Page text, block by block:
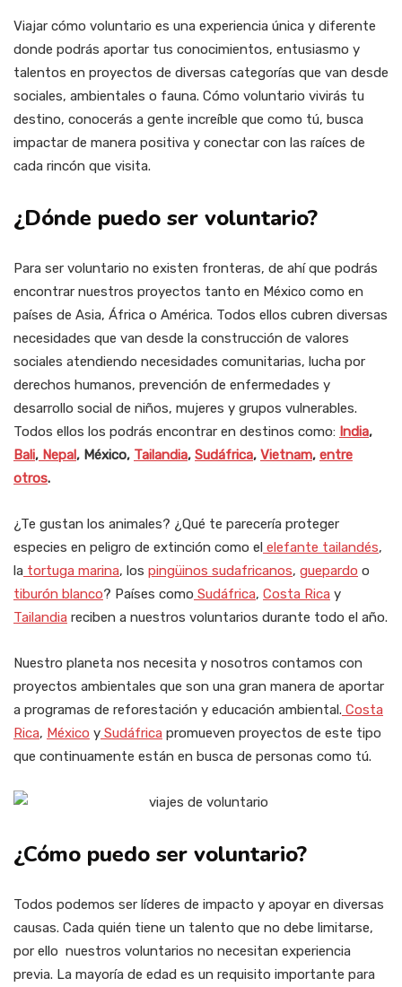
Viajar cómo voluntario es una experiencia única y diferente
donde podrás aportar tus conocimientos, entusiasmo y
talentos en proyectos de diversas categorías que van desde
sociales, ambientales o fauna. Cómo voluntario vivirás tu
destino, conocerás a gente increíble que como tú, busca
impactar de manera positiva y conectar con las raíces de
cada rincón que visita.
¿Dónde puedo ser voluntario?
Para ser voluntario no existen fronteras, de ahí que podrás
encontrar nuestros proyectos tanto en México como en
países de Asia, África o América. Todos ellos cubren diversas
necesidades que van desde la construcción de valores
sociales atendiendo necesidades comunitarias, lucha por
derechos humanos, prevención de enfermedades y
desarrollo social de niños, mujeres y grupos vulnerables.
Todos ellos los podrás encontrar en destinos como: India,
Bali, Nepal, México, Tailandia, Sudáfrica, Vietnam, entre
otros.
¿Te gustan los animales? ¿Qué te parecería proteger
especies en peligro de extinción como el elefante tailandés,
la tortuga marina, los pingüinos sudafricanos, guepardo o
tiburón blanco? Países como Sudáfrica, Costa Rica y
Tailandia reciben a nuestros voluntarios durante todo el año.
Nuestro planeta nos necesita y nosotros contamos con
proyectos ambientales que son una gran manera de aportar
a programas de reforestación y educación ambiental. Costa
Rica, México y Sudáfrica promueven proyectos de este tipo
que continuamente están en busca de personas como tú.
¿Cómo puedo ser voluntario?
Todos podemos ser líderes de impacto y apoyar en diversas
causas. Cada quién tiene un talento que no debe limitarse,
por ello nuestros voluntarios no necesitan experiencia
previa. La mayoría de edad es un requisito importante para